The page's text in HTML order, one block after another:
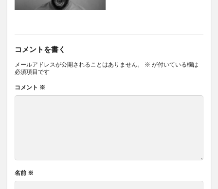
コメントを書く
メールアドレスが公開されることはありません。 ※ が付いている欄は
必須項目です
コメント ※
名前 ※